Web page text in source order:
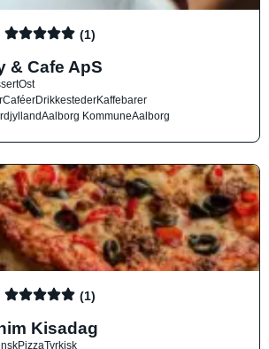
(1)
& Cafe ApS
Ost
CaféerDrikkestederKaffebarer
Aalborg KommuneAalborg
(1)
Kisadag
PizzaTyrkisk